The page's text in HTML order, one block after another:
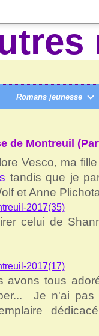
Romans jeunesse
AU SALON DU LIVRE
de Montreuil
Vesco, ma
tandis que je
et Anne
celui de
avons tous
Je n'ai